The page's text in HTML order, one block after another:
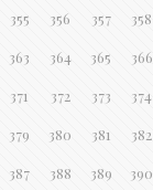
355 356 357 358
363 364 365 366
371 372 373 374
379 380 381 382
387 388 389 390